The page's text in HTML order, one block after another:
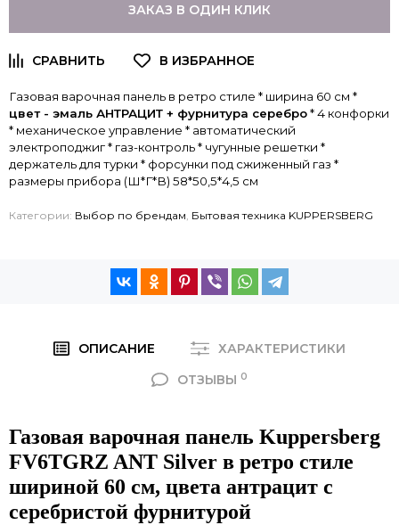
ЗАКАЗ В ОДИН КЛИК
Газовая варочная панель в ретро стиле * ширина 60 см *
цвет - эмаль АНТРАЦИТ + фурнитура серебро* 4 конфорки
* механическое управление * автоматический
электроподжиг * газ-контроль * чугунные решетки *
держатель для турки * форсунки под сжиженный газ *
размеры прибора (Ш*Г*В) 58*50,5*4,5 см
Категории: Выбор по брендам, Бытовая техника KUPPERSBERG
ОПИСАНИЕ
ХАРАКТЕРИСТИКИ
ОТЗЫВЫ 0
Газовая варочная панель Kuppersberg
FV6TGRZ ANT Silver в ретро стиле
шириной 60 см, цвета антрацит с
серебристой фурнитурой